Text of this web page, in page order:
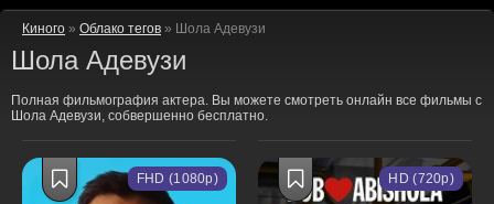
Киного » Облако тегов » Шола Адевузи
Шола Адевузи
Полная фильмография актера. Вы можете смотреть онлайн все фильмы с
Шола Адевузи, собвершенно бесплатно.
FHD (1080p) HD (720p)